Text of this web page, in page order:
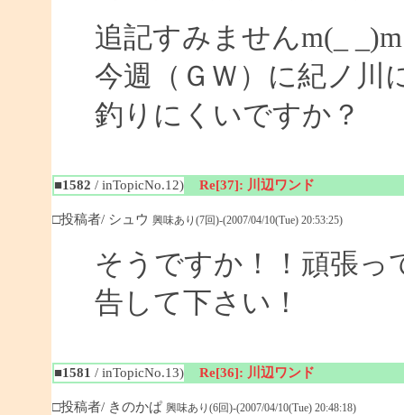
追記すみませんm(_ _)m
今週（ＧＷ）に紀ノ川
釣りにくいですか？
■1582 / inTopicNo.12) Re[37]: 川辺ワンド
□投稿者/ シュウ 興味あり(7回)-(2007/04/10(Tue) 20:53:25)
そうですか！！頑張っ
告して下さい！
■1581 / inTopicNo.13) Re[36]: 川辺ワンド
□投稿者/ きのかぱ 興味あり(6回)-(2007/04/10(Tue) 20:48:18)